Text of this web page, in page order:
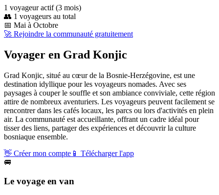
1 voyageuractif(3 mois)
👥 1 voyageurs au total
📅 Mai à Octobre
🚀 Rejoindre la communauté gratuitement
Voyager en Grad Konjic
Grad Konjic, situé au cœur de la Bosnie-Herzégovine, est une
destination idyllique pour les voyageurs nomades. Avec ses
paysages à couper le souffle et son ambiance conviviale, cette région
attire de nombreux aventuriers. Les voyageurs peuvent facilement se
rencontrer dans les cafés locaux, les parcs ou lors d'activités en plein
air. La communauté est accueillante, offrant un cadre idéal pour
tisser des liens, partager des expériences et découvrir la culture
bosniaque ensemble.
👋 Créer mon compte 📱 Télécharger l'app
🚐
Le voyage en van